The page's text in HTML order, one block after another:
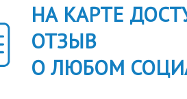
НА КАРТЕ
ОТЗЫВ
О ЛЮБОМ